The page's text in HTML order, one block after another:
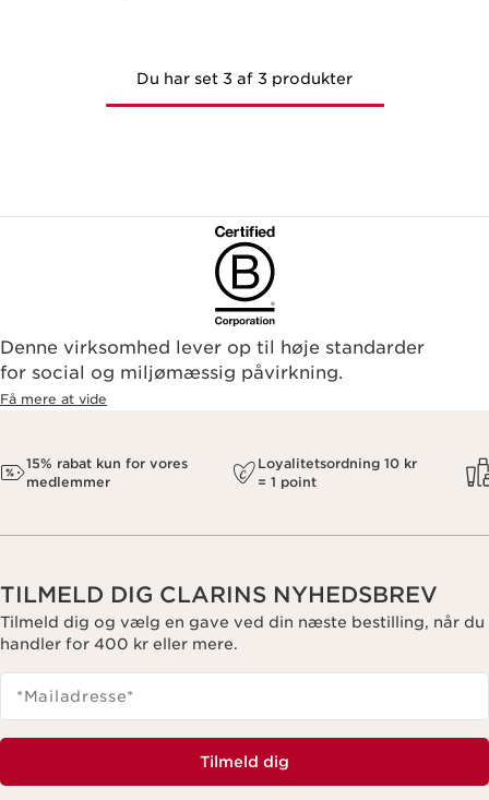
Du har set 3 af 3 produkter
Denne virksomhed lever op til høje standarder
for social og miljømæssig påvirkning.
Få mere at vide
15% rabat kun for vores
medlemmer
Loyalitetsordning 10 kr
= 1 point
TILMELD DIG CLARINS NYHEDSBREV
Tilmeld dig og vælg en gave ved din næste bestilling, når du
handler for 400 kr eller mere.
*Mailadresse*
Tilmeld dig